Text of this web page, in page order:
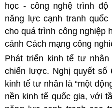
học - công nghệ trình
năng lực cạnh tranh
cho quá trình công nghiệp
cảnh Cách mạng công
Phát triển kinh tế tư
chiến lược. Nghị quyết số
kinh tế tư nhân là “một
nền kinh tế quốc gia, với